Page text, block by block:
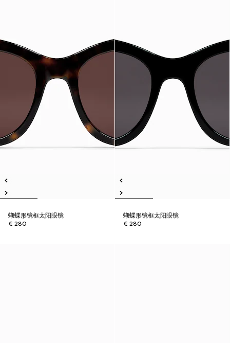
蝴蝶形镜框太阳眼镜
€ 280
蝴蝶形镜框太阳眼镜
€ 280